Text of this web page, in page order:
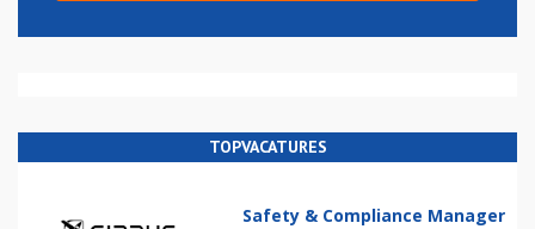
TOPVACATURES
Safety & Compliance Manager